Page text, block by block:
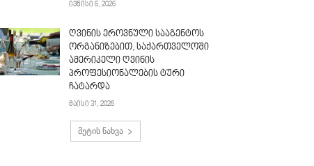
ივნისი 6, 2026
ღვინის ეროვნული სააგენტოს
ორგანიზებით, საქართველოში
ამერიკელი ღვინის
პროფესიონალების ტური
ჩატარდა
მაისი 31, 2026
მეტის ნახვა